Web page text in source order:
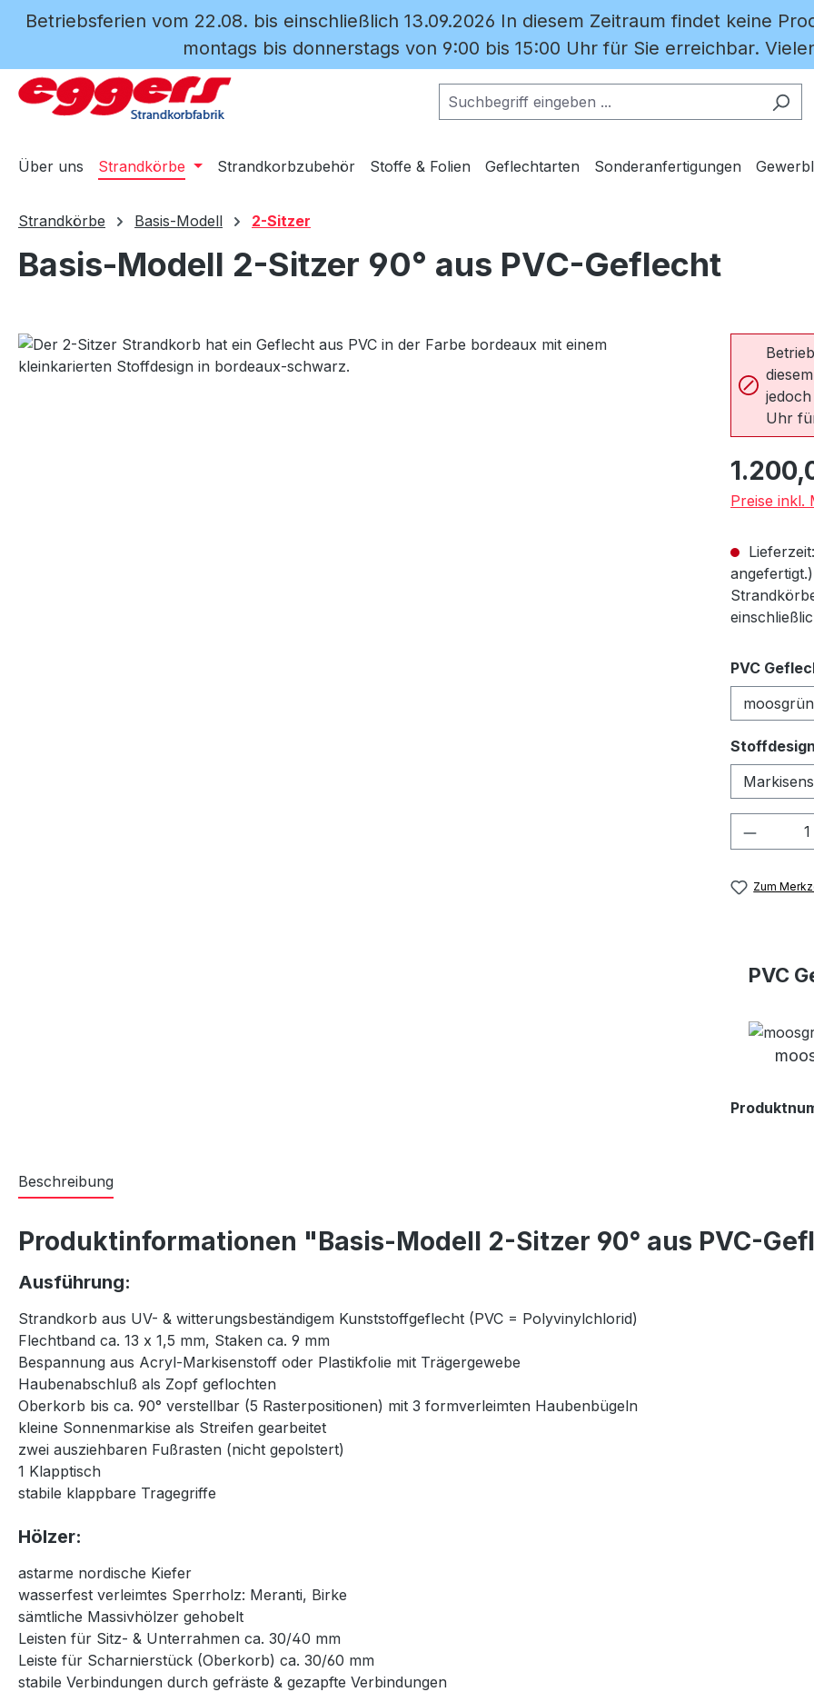
Hauptinhalt springen
Zur Suche springen
Zur Hauptnavigation springen
Betriebsferien vom 22.08. bis einschließlich 13.09.2026 In diesem Zeitraum findet keine
montags bis donnerstags von 9:00 bis 15:00 Uhr für Sie erreichbar.
Über uns Strandkörbe Strandkorbzubehör Stoffe & Folien Geflechtarten Sonderanfertigungen
Strandkörbe Basis-Modell 2-Sitzer
Basis-Modell 2-Sitzer 90° aus PVC-Geflecht
Bildergalerie überspringen
Uhr
Regulärer
Preise inkl.
PVC
Stoffdesign
Zum
PVC
Beschreibung
Produktinformationen "Basis-Modell 2-Sitzer 90° aus PVC-
Ausführung:
Strandkorb aus UV- & witterungsbeständigem Kunststoffgeflecht (PVC = Polyvinylchlorid)
Flechtband ca. 13 x 1,5 mm, Staken ca. 9 mm
Bespannung aus Acryl-Markisenstoff oder Plastikfolie mit Trägergewebe
Haubenabschluß als Zopf geflochten
Oberkorb bis ca. 90° verstellbar (5 Rasterpositionen) mit 3 formverleimten Haubenbügeln
kleine Sonnenmarkise als Streifen gearbeitet
zwei ausziehbaren Fußrasten (nicht gepolstert)
1 Klapptisch
stabile klappbare Tragegriffe
Hölzer:
astarme nordische Kiefer
wasserfest verleimtes Sperrholz: Meranti, Birke
sämtliche Massivhölzer gehobelt
Leisten für Sitz- & Unterrahmen ca. 30/40 mm
Leiste für Scharnierstück (Oberkorb) ca. 30/60 mm
stabile Verbindungen durch gefräste & gezapfte Verbindungen